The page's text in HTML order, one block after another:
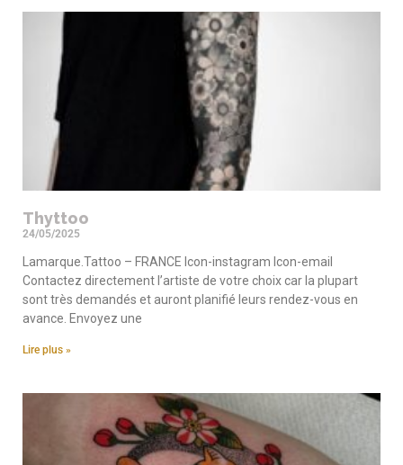
Thyttoo
24/05/2025
Lamarque.Tattoo – FRANCE Icon-instagram Icon-email
Contactez directement l’artiste de votre choix car la plupart
sont très demandés et auront planifié leurs rendez-vous en
avance. Envoyez une
Lire plus »